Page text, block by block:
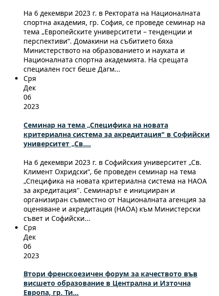
На 6 декември 2023 г. в Ректората на Националната
спортна академия, гр. София, се проведе семинар на
тема „Европейските университети – тенденции и
перспективи“. Домакини на събитието бяха
Министерството на образованието и науката и
Националната спортна академията. На срещата
специален гост беше Дагм...
Сря
Дек
06
2023
Семинар на тема „Специфика на новата
критериална система за акредитация" в Софийски
университет „Св....
На 6 декември 2023 г. в Софийския университет „Св.
Климент Охридски“, бе проведен семинар на тема
„Специфика на новата критериална система на НАОА
за акредитация". Семинарът е иницииран и
организиран съвместно от Националната агенция за
оценяване и акредитация (НАОА) към Министерски
съвет и Софийски...
Сря
Дек
06
2023
Втори френскоезичен форум за качеството във
висшето образование в Централна и Източна
Европа, гр. Ти...